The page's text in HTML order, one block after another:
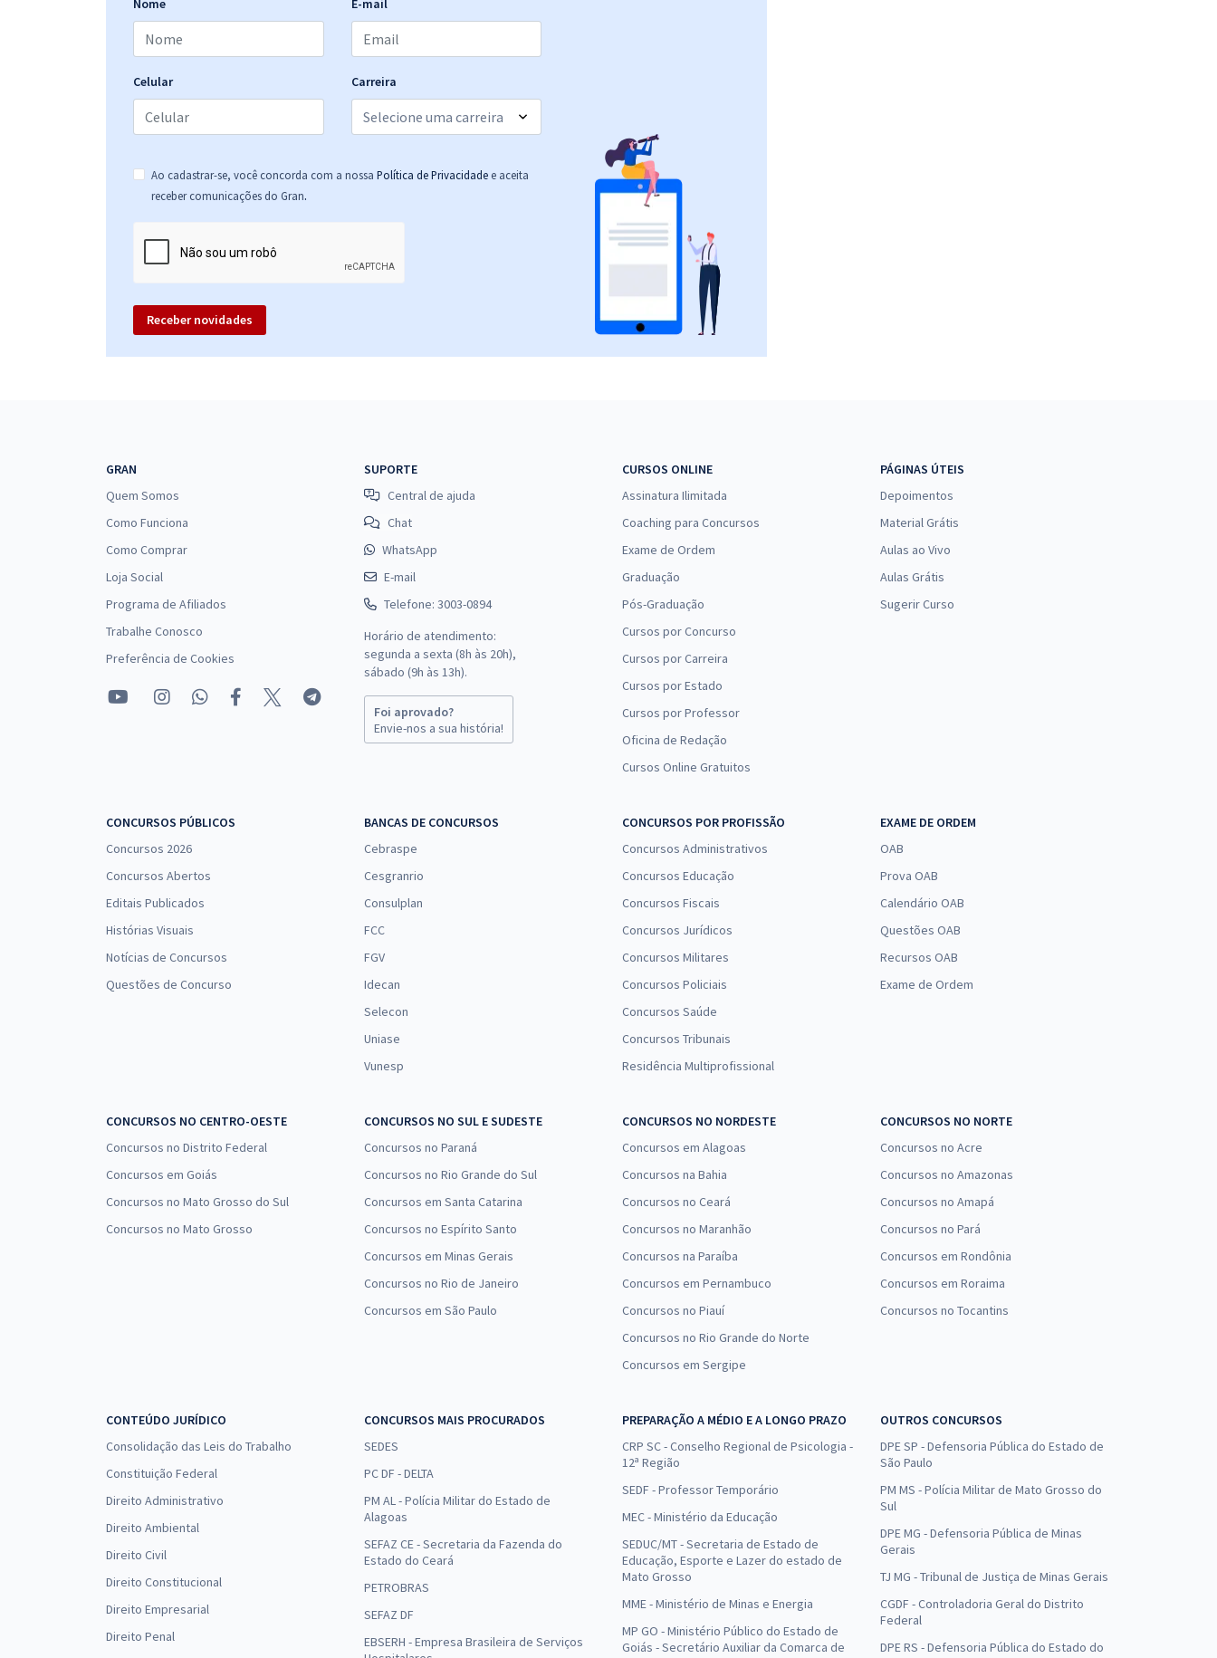
Nome E-mail
Celular Carreira
Ao cadastrar-se, você concorda com a nossa Política de Privacidade e aceita
receber comunicações do Gran.
Receber novidades
GRAN
Quem Somos
Como Funciona
Como Comprar
Loja Social
Programa de Afiliados
Trabalhe Conosco
Preferência de Cookies
SUPORTE
Central de ajuda
Chat
WhatsApp
E-mail
Telefone: 3003-0894
Horário de atendimento:
segunda a sexta (8h às 20h),
sábado (9h às 13h).
Foi aprovado?
Envie-nos a sua história!
CURSOS ONLINE
Assinatura Ilimitada
Coaching para Concursos
Exame de Ordem
Graduação
Pós-Graduação
Cursos por Concurso
Cursos por Carreira
Cursos por Estado
Cursos por Professor
Oficina de Redação
Cursos Online Gratuitos
PÁGINAS ÚTEIS
Depoimentos
Material Grátis
Aulas ao Vivo
Aulas Grátis
Sugerir Curso
CONCURSOS PÚBLICOS
Concursos 2026
Concursos Abertos
Editais Publicados
Histórias Visuais
Notícias de Concursos
Questões de Concurso
BANCAS DE CONCURSOS
Cebraspe
Cesgranrio
Consulplan
FCC
FGV
Idecan
Selecon
Uniase
Vunesp
CONCURSOS POR PROFISSÃO
Concursos Administrativos
Concursos Educação
Concursos Fiscais
Concursos Jurídicos
Concursos Militares
Concursos Policiais
Concursos Saúde
Concursos Tribunais
Residência Multiprofissional
EXAME DE ORDEM
OAB
Prova OAB
Calendário OAB
Questões OAB
Recursos OAB
Exame de Ordem
CONCURSOS NO CENTRO-OESTE
Concursos no Distrito Federal
Concursos em Goiás
Concursos no Mato Grosso do Sul
Concursos no Mato Grosso
CONCURSOS NO SUL E SUDESTE
Concursos no Paraná
Concursos no Rio Grande do Sul
Concursos em Santa Catarina
Concursos no Espírito Santo
Concursos em Minas Gerais
Concursos no Rio de Janeiro
Concursos em São Paulo
CONCURSOS NO NORDESTE
Concursos em Alagoas
Concursos na Bahia
Concursos no Ceará
Concursos no Maranhão
Concursos na Paraíba
Concursos em Pernambuco
Concursos no Piauí
Concursos no Rio Grande do Norte
Concursos em Sergipe
CONCURSOS NO NORTE
Concursos no Acre
Concursos no Amazonas
Concursos no Amapá
Concursos no Pará
Concursos em Rondônia
Concursos em Roraima
Concursos no Tocantins
CONTEÚDO JURÍDICO
Consolidação das Leis do Trabalho
Constituição Federal
Direito Administrativo
Direito Ambiental
Direito Civil
Direito Constitucional
Direito Empresarial
Direito Penal
CONCURSOS MAIS PROCURADOS
SEDES
PC DF - DELTA
PM AL - Polícia Militar do Estado de
Alagoas
SEFAZ CE - Secretaria da Fazenda do
Estado do Ceará
PETROBRAS
SEFAZ DF
EBSERH - Empresa Brasileira de Serviços
PREPARAÇÃO A MÉDIO E A LONGO PRAZO
CRP SC - Conselho Regional de Psicologia -
12ª Região
SEDF - Professor Temporário
MEC - Ministério da Educação
SEDUC/MT - Secretaria de Estado de
Educação, Esporte e Lazer do estado de
Mato Grosso
MME - Ministério de Minas e Energia
MP GO - Ministério Público do Estado de
Goiás - Secretário Auxiliar da Comarca de
OUTROS CONCURSOS
DPE SP - Defensoria Pública do Estado de
São Paulo
PM MS - Polícia Militar de Mato Grosso do
Sul
DPE MG - Defensoria Pública de Minas
Gerais
TJ MG - Tribunal de Justiça de Minas Gerais
CGDF - Controladoria Geral do Distrito
Federal
DPE RS - Defensoria Pública do Estado do